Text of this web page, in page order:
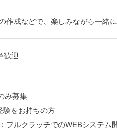
作成などで、楽しみながら一緒
歓迎
み募集
験をお持ちの方
フルクラッチでのWEBシステム開